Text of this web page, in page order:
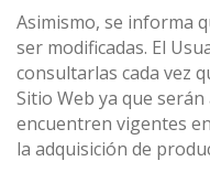
Asimismo, se informa
ser modificadas. El
consultarlas cada vez
Sitio Web ya que
encuentren vigentes
la adquisición de